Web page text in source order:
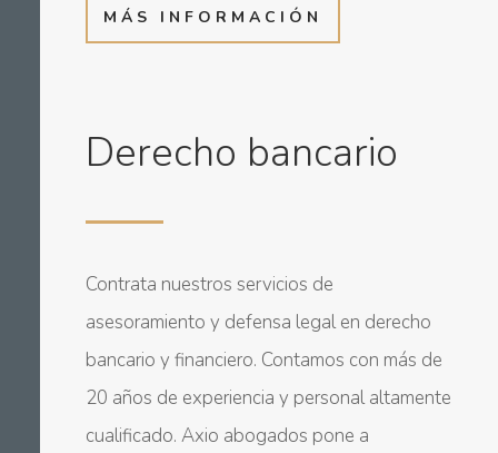
MÁS INFORMACIÓN
Derecho bancario
Contrata nuestros servicios de
asesoramiento y defensa legal en derecho
bancario y financiero. Contamos con más de
20 años de experiencia y personal altamente
cualificado. Axio abogados pone a